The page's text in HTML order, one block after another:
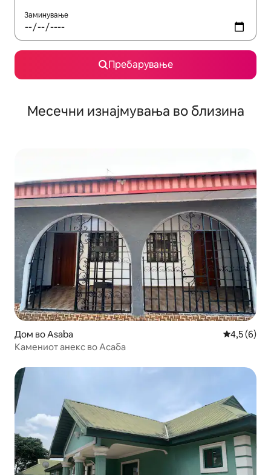
Заминување
Пребарување
Месечни изнајмувања во близина
Дом во Asaba Просечна
4,5 (6)
Камениот анекс во Асаба